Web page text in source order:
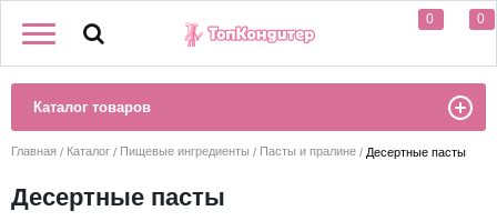
0 0
Каталог товаров
Главная Каталог Пищевые ингредиенты Пасты и пралине Десертные пасты
Десертные пасты